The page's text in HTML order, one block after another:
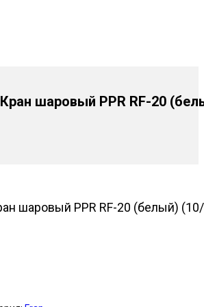
Кран шаровый PPR RF-20
шаровый PPR RF-20 (белый)